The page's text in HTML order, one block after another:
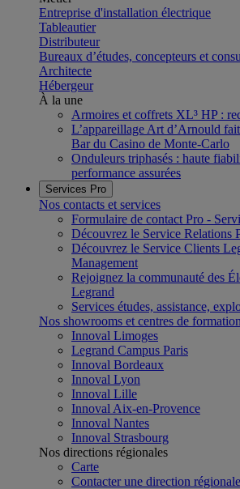
Entreprise d'installation électrique
Tableautier
Distributeur
Bureaux d’études, concepteurs et
Architecte
Hébergeur
À la une
Armoires et coffrets XL³ HP :
L’appareillage Art d’Arnould
Bar du Casino de Monte-Carlo
Onduleurs triphasés : haute
performance assurées
Services Pro
Nos contacts et services
Formulaire de contact Pro -
Découvrez le Service Relations
Découvrez le Service Clients
Management
Rejoignez la communauté des
Legrand
Services études, assistance,
Nos showrooms et centres de formation
Innoval Limoges
Legrand Campus Paris
Innoval Bordeaux
Innoval Lyon
Innoval Lille
Innoval Aix-en-Provence
Innoval Nantes
Innoval Strasbourg
Nos directions régionales
Carte
Contacter une direction régionale